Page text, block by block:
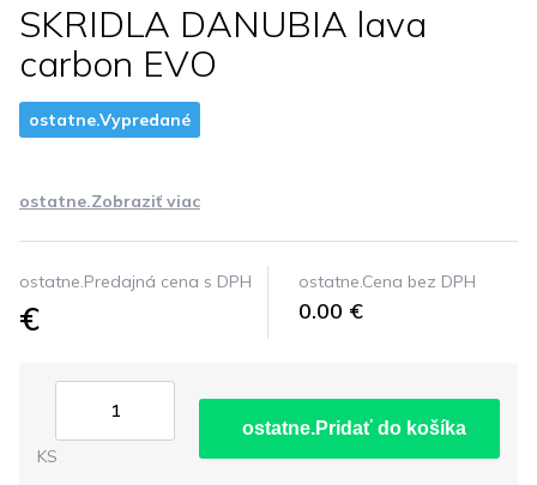
SKRIDLA DANUBIA lava
carbon EVO
ostatne.Vypredané
ostatne.Zobraziť viac
ostatne.Predajná cena s DPH
€
ostatne.Cena bez DPH
0.00 €
KS
ostatne.Pridať do košíka